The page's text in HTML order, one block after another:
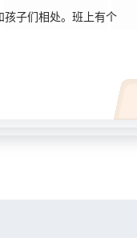
子们相处。班上有个